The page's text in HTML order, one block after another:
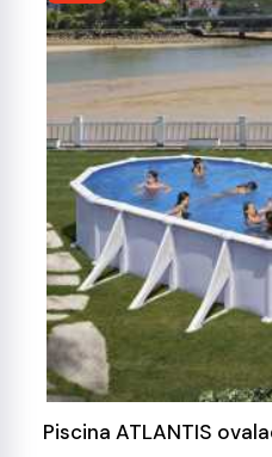
Piscina ATLANTIS